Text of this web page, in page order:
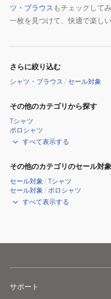
ツ・ブラウス もチェックして
一枚を見つけて、快適で楽し
さらに絞り込む
シャツ・ブラウス /セール対象
その他のカテゴリから探す
Tシャツ
ポロシャツ
すべて表示する
その他のカテゴリのセール対
セール対象 /Tシャツ
セール対象 /ポロシャツ
すべて表示する
サポート